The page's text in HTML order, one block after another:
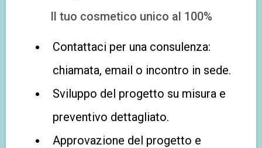
Il tuo cosmetico unico al 100%
Contattaci per una consulenza:
chiamata, email o incontro in sede.
Sviluppo del progetto su misura e
preventivo dettagliato.
Approvazione del progetto e